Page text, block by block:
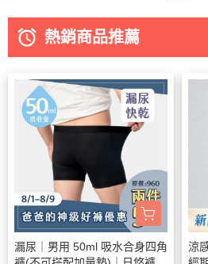
access_alarm 熱銷商品推薦
漏尿｜男用 50ml 吸水合身四角
涼